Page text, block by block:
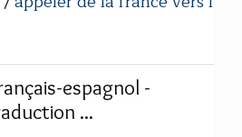
espagnol -
...